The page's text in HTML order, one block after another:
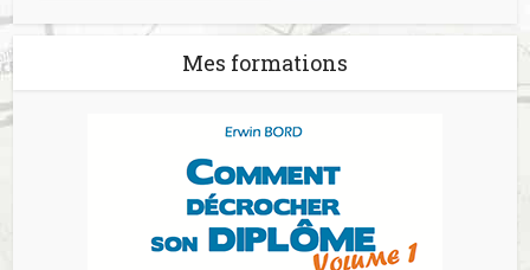
Mes formations